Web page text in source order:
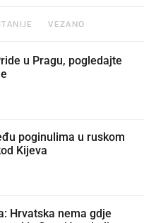
VEZANO
u Pragu, pogledajte
poginulima u ruskom
Kijeva
Hrvatska nema gdje